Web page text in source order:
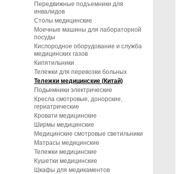
Передвижные подъемники для
инвалидов
Столы медицинские
Моечные машины для лабораторной
посуды
Кислородное оборудование и служба
медицинских газов
Кипятильники
Тележки для перевозки больных
Тележки медицинские (Китай)
Подьемники электрические
Кресла смотровые, донорские,
гериатрические
Кровати медицинские
Ширмы медицинские
Медицинские смотровые светильники
Матрасы медицинские
Тележки медицинские
Кушетки медицинские
Шкафы для медикаментов